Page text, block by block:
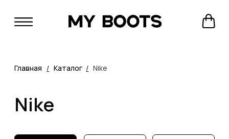
Nike
Бутсы